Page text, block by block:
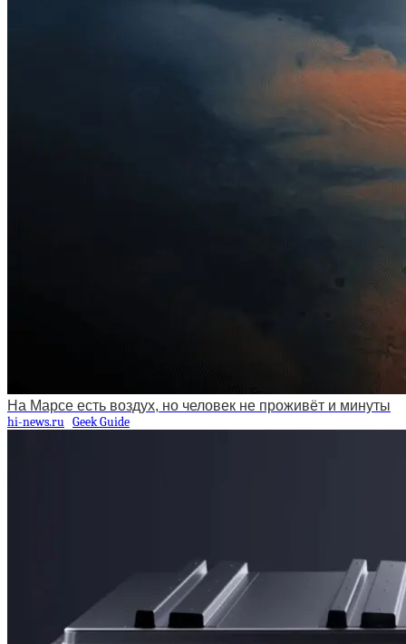
На Марсе есть воздух, но человек не проживёт и минуты
hi-news.ru Geek Guide